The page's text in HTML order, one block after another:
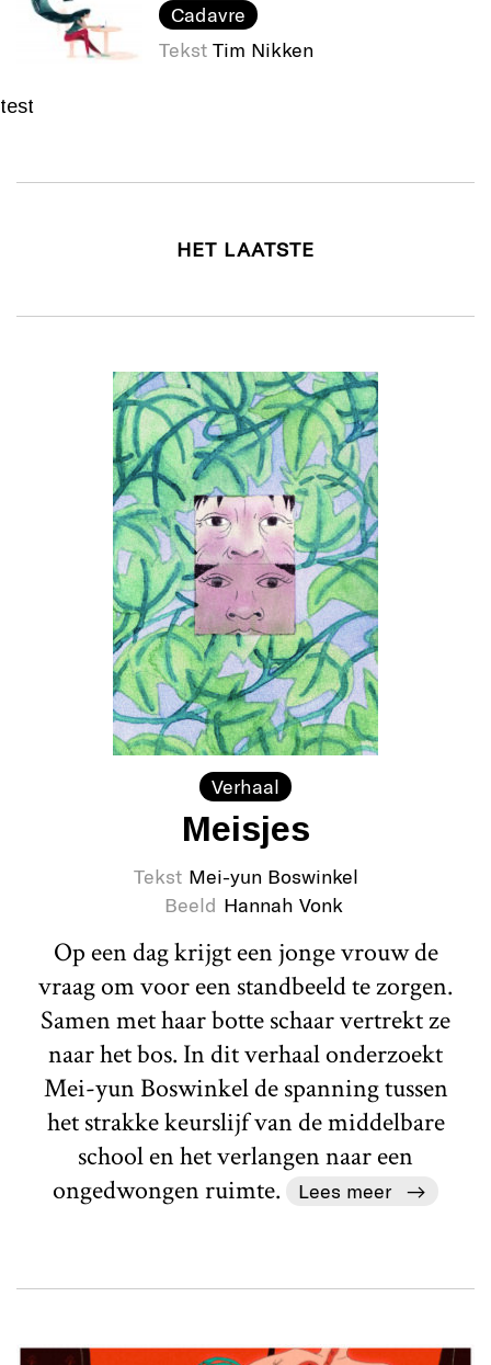
Cadavre
Tekst Tim Nikken
test
HET LAATSTE
Verhaal
Meisjes
Tekst Mei-yun Boswinkel
Beeld Hannah Vonk
Op een dag krijgt een jonge vrouw de
vraag om voor een standbeeld te zorgen.
Samen met haar botte schaar vertrekt ze
naar het bos. In dit verhaal onderzoekt
Mei-yun Boswinkel de spanning tussen
het strakke keurslijf van de middelbare
school en het verlangen naar een
ongedwongen ruimte.
Lees meer